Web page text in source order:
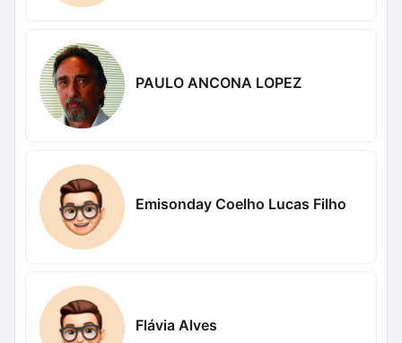
PAULO ANCONA LOPEZ
Emisonday Coelho Lucas Filho
Flávia Alves